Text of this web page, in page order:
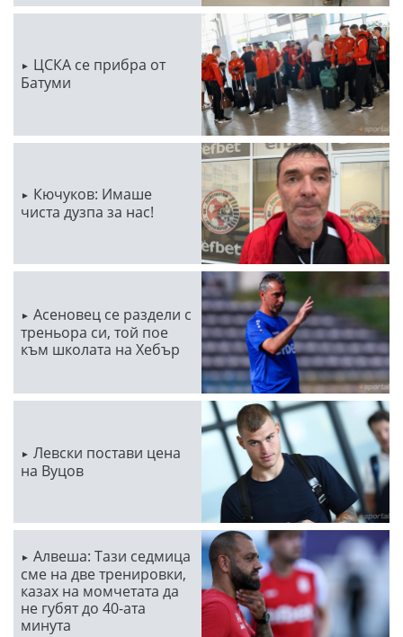
ЦСКА се прибра от
Батуми
Кючуков: Имаше
чиста дузпа за нас!
Асеновец се раздели с
треньора си, той пое
към школата на Хебър
Левски постави цена
на Вуцов
Алвеша: Тази седмица
сме на две тренировки,
казах на момчетата да
не губят до 40-ата
минута